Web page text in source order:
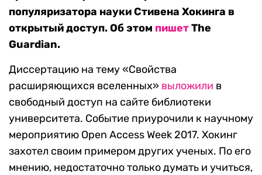
популяризатора науки Стивена Хокинга в
открытый доступ. Об этом пишетThe
Guardian.
Диссертацию на тему «Свойства
расширяющихся вселенных» выложили в
свободный доступ на сайте библиотеки
университета. Событие приурочили к научному
мероприятию Open Access Week 2017. Хокинг
захотел своим примером других ученых. По его
мнению, недостаточно только думать и учиться,